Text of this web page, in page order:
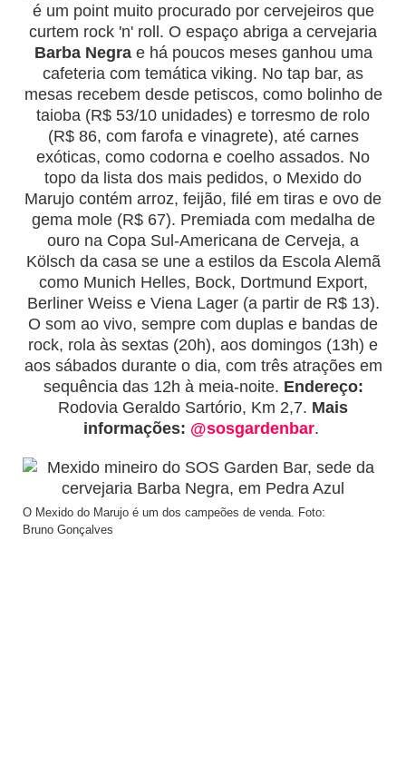
é um point muito procurado por cervejeiros que
curtem rock 'n' roll. O espaço abriga a cervejaria
Barba Negrae há poucos meses ganhou uma
cafeteria com temática viking. No tap bar, as
mesas recebem desde petiscos, como bolinho de
taioba (R$ 53/10 unidades) e torresmo de rolo
(R$ 86, com farofa e vinagrete), até carnes
exóticas, como codorna e coelho assados. No
topo da lista dos mais pedidos, o Mexido do
Marujo contém arroz, feijão, filé em tiras e ovo de
gema mole (R$ 67). Premiada com medalha de
ouro na Copa Sul-Americana de Cerveja, a
Kölsch da casa se une a estilos da Escola Alemã
como Munich Helles, Bock, Dortmund Export,
Berliner Weiss e Viena Lager (a partir de R$ 13).
O som ao vivo, sempre com duplas e bandas de
rock, rola às sextas (20h), aos domingos (13h) e
aos sábados durante o dia, com três atrações em
sequência das 12h à meia-noite. Endereço:
Rodovia Geraldo Sartório, Km 2,7. Mais
informações: @sosgardenbar.
O Mexido do Marujo é um dos campeões de venda. Foto:
Bruno Gonçalves